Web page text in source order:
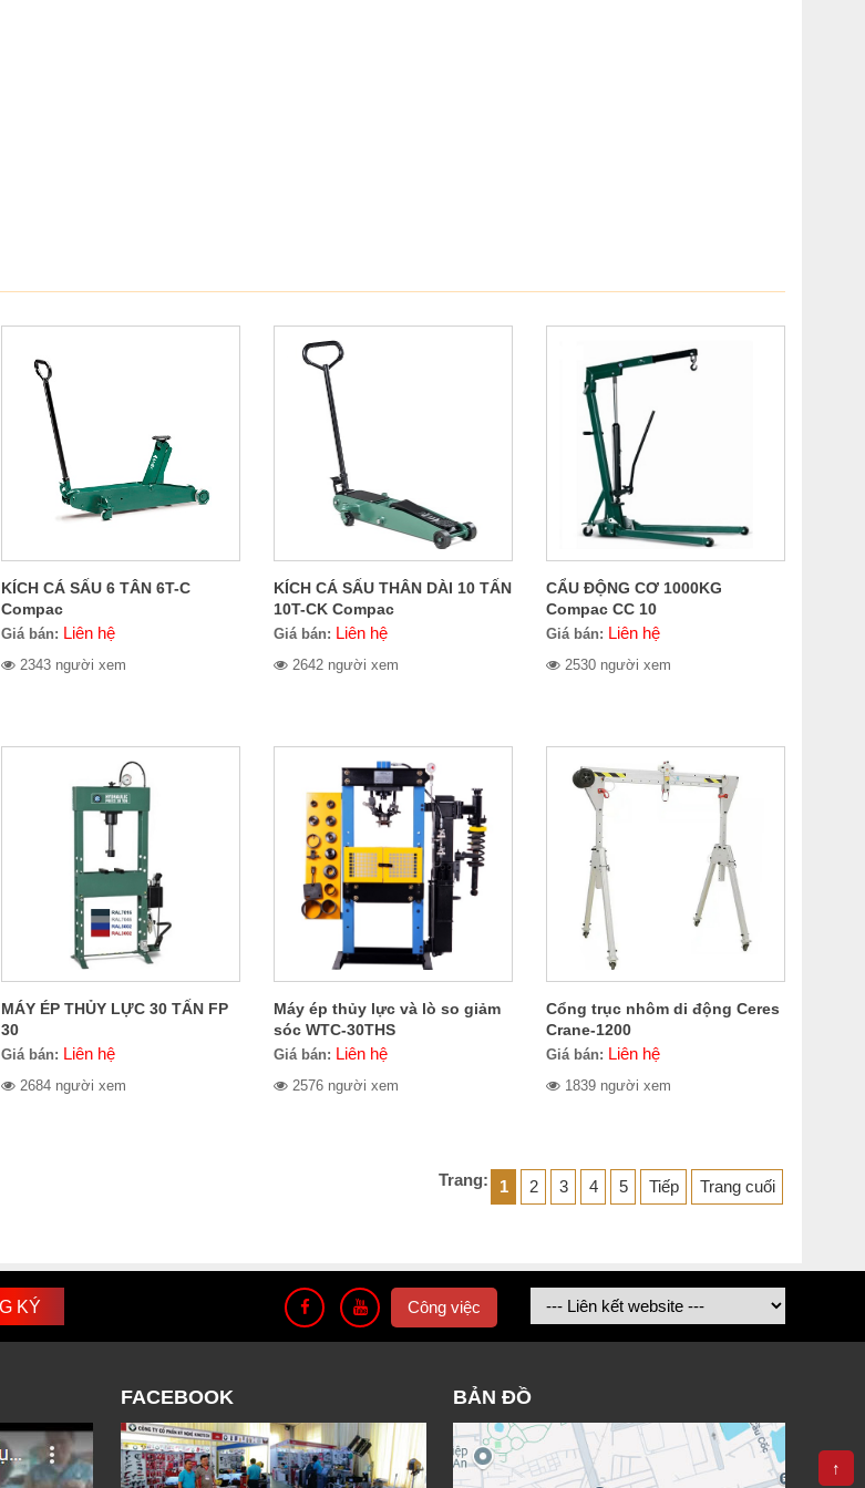
KÍCH CÁ SẤU 6 TÂN 6T-C
Compac
Giá bán: Liên hệ
2343 người xem
KÍCH CÁ SẤU THÂN DÀI 10 TẤN
10T-CK Compac
Giá bán: Liên hệ
2642 người xem
CẨU ĐỘNG CƠ 1000KG
Compac CC 10
Giá bán: Liên hệ
2530 người xem
MÁY ÉP THỦY LỰC 30 TẤN FP
30
Giá bán: Liên hệ
2684 người xem
Máy ép thủy lực và lò so giảm
sóc WTC-30THS
Giá bán: Liên hệ
2576 người xem
Cổng trục nhôm di động Ceres
Crane-1200
Giá bán: Liên hệ
1839 người xem
Trang: 1 2 3 4 5 Tiếp Trang cuối
Công việc
FACEBOOK BẢN ĐỒ
↑